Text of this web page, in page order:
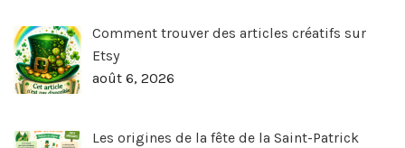
Comment trouver des articles créatifs sur
Etsy
août 6, 2026
Les origines de la fête de la Saint-Patrick